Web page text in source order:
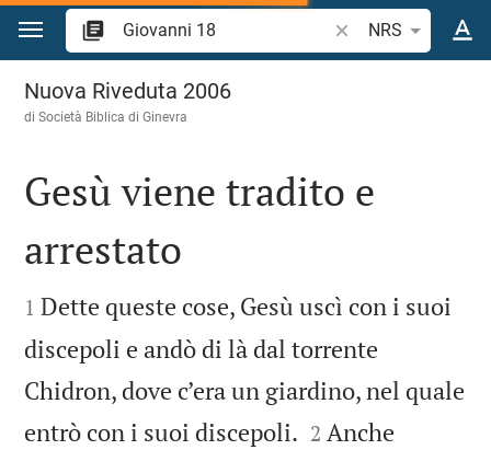
Vai al contenuto
Ricerca verso
NRS
Giovanni 18
Nuova Riveduta 2006
di Società Biblica di Ginevra

Gesù viene tradito e
arrestato

1 Dette queste cose, Gesù uscì con i suoi
discepoli e andò di là dal torrente
Chidron, dove c’era un giardino, nel quale
entrò con i suoi discepoli. 

2 Anche